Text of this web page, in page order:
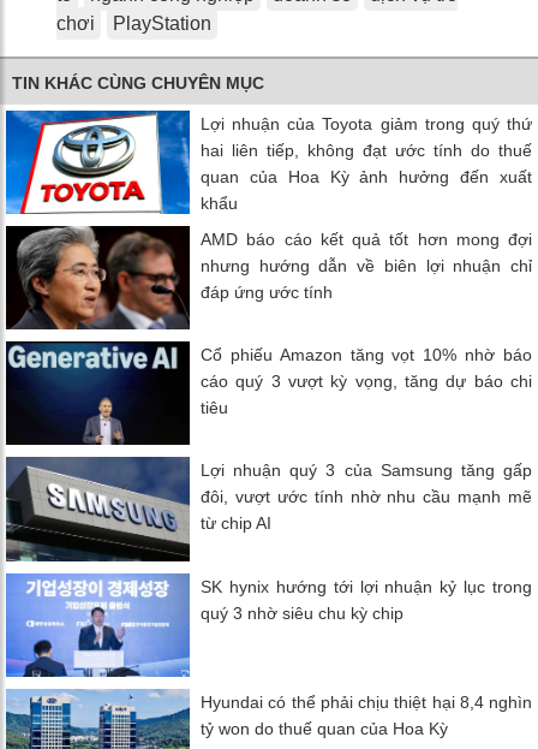
chơi
PlayStation
TIN KHÁC CÙNG CHUYÊN MỤC
Lợi nhuận của Toyota giảm trong quý thứ
hai liên tiếp, không đạt ước tính do thuế
quan của Hoa Kỳ ảnh hưởng đến xuất
khẩu
AMD báo cáo kết quả tốt hơn mong đợi
nhưng hướng dẫn về biên lợi nhuận chỉ
đáp ứng ước tính
Cổ phiếu Amazon tăng vọt 10% nhờ báo
cáo quý 3 vượt kỳ vọng, tăng dự báo chi
tiêu
Lợi nhuận quý 3 của Samsung tăng gấp
đôi, vượt ước tính nhờ nhu cầu mạnh mẽ
từ chip AI
SK hynix hướng tới lợi nhuận kỷ lục trong
quý 3 nhờ siêu chu kỳ chip
Hyundai có thể phải chịu thiệt hại 8,4 nghìn
tỷ won do thuế quan của Hoa Kỳ